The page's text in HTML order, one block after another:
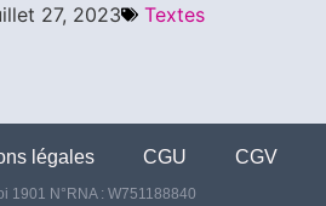
27, 2023 Textes
1901 N°RNA : W751188840
légales CGU CGV